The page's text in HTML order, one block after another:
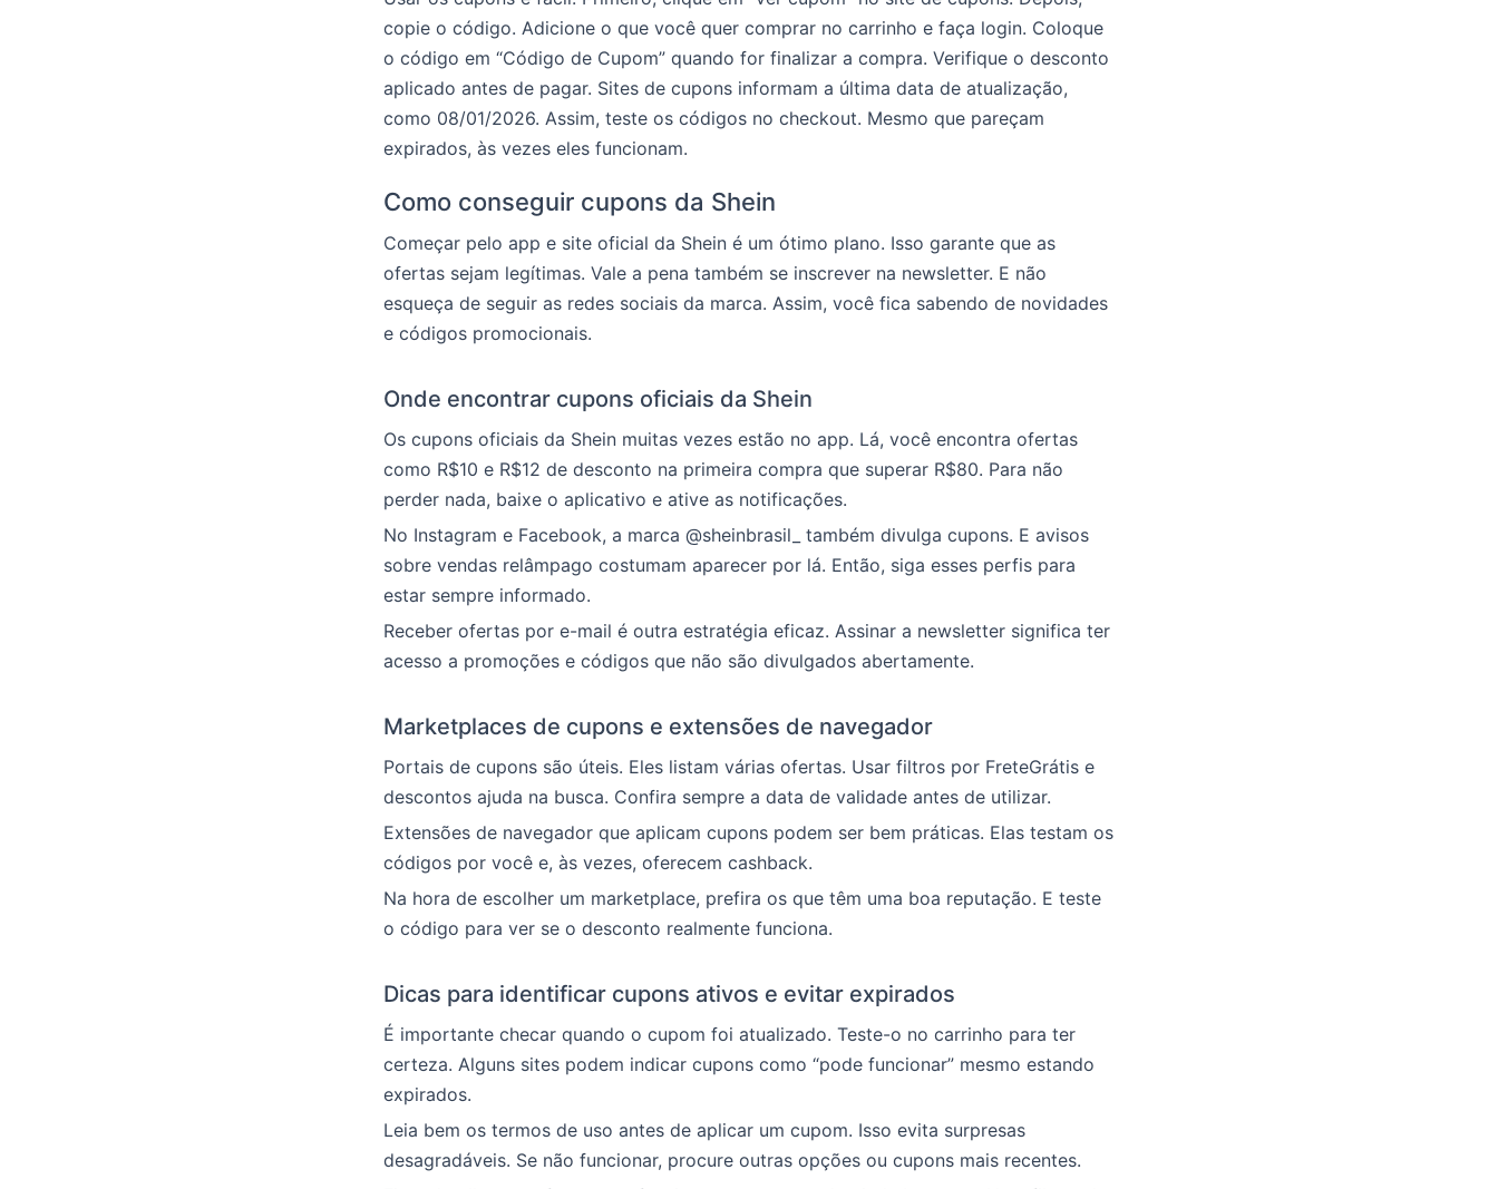
copie o código. Adicione o que você quer comprar no carrinho e faça login. Coloque
o código em “Código de Cupom” quando for finalizar a compra. Verifique o desconto
aplicado antes de pagar. Sites de cupons informam a última data de atualização,
como 08/01/2026. Assim, teste os códigos no checkout. Mesmo que pareçam
expirados, às vezes eles funcionam.
Como conseguir cupons da Shein
Começar pelo app e site oficial da Shein é um ótimo plano. Isso garante que as
ofertas sejam legítimas. Vale a pena também se inscrever na newsletter. E não
esqueça de seguir as redes sociais da marca. Assim, você fica sabendo de novidades
e códigos promocionais.
Onde encontrar cupons oficiais da Shein
Os cupons oficiais da Shein muitas vezes estão no app. Lá, você encontra ofertas
como R$10 e R$12 de desconto na primeira compra que superar R$80. Para não
perder nada, baixe o aplicativo e ative as notificações.
No Instagram e Facebook, a marca @sheinbrasil_ também divulga cupons. E avisos
sobre vendas relâmpago costumam aparecer por lá. Então, siga esses perfis para
estar sempre informado.
Receber ofertas por e-mail é outra estratégia eficaz. Assinar a newsletter significa ter
acesso a promoções e códigos que não são divulgados abertamente.
Marketplaces de cupons e extensões de navegador
Portais de cupons são úteis. Eles listam várias ofertas. Usar filtros por FreteGrátis e
descontos ajuda na busca. Confira sempre a data de validade antes de utilizar.
Extensões de navegador que aplicam cupons podem ser bem práticas. Elas testam os
códigos por você e, às vezes, oferecem cashback.
Na hora de escolher um marketplace, prefira os que têm uma boa reputação. E teste
o código para ver se o desconto realmente funciona.
Dicas para identificar cupons ativos e evitar expirados
É importante checar quando o cupom foi atualizado. Teste-o no carrinho para ter
certeza. Alguns sites podem indicar cupons como “pode funcionar” mesmo estando
expirados.
Leia bem os termos de uso antes de aplicar um cupom. Isso evita surpresas
desagradáveis. Se não funcionar, procure outras opções ou cupons mais recentes.